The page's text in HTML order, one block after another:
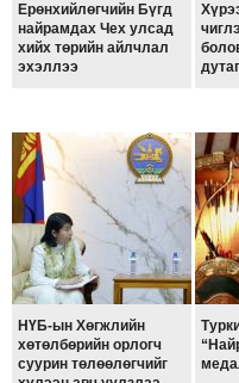
ТОЙРОНД
"ОУВС"-
ТОЙРОНД
"ЖИ
ТАЙМ"ЫН
ЭРГЭН
ТОЙРОНД
ГРАНАТ
ДЭЛБЭРСЭН
ОСЛЫН
Ерөнхийлөгчийн Бүгд
найрамдах Чех улсад
хийх төрийн айлчлал
эхэллээ
НҮБ-ын Хөгжлийн
хөтөлбөрийн орлогч
суурин төлөөлөгчийг